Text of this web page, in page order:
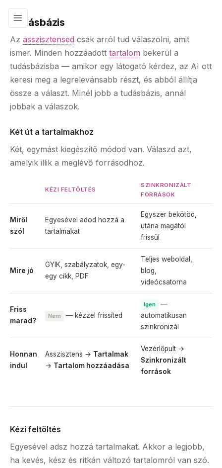
Tudásbázis
Az asszisztensed csak arról tud válaszolni, amit
ismer. Minden hozzáadott tartalom bekerül a
tudásbázisba — amikor egy látogató kérdez, az AI ott
keresi meg a legrelevánsabb részt, és abból állítja
össze a választ. Minél jobb a tudásbázis, annál
jobbak a válaszok.
Két út a tartalmakhoz
Két, egymást kiegészítő módod van. Válaszd azt,
amelyik illik a meglévő forrásodhoz.
KÉZI FELTÖLTÉS
SZINKRONIZÁLT
FORRÁSOK
Miről
szól
Egyesével adod hozzá a
tartalmakat
Egyszer bekötöd,
utána magától
frissül
Mire jó
GYIK, szabályzatok, egy-
egy cikk, PDF
Teljes weboldal,
blog,
videócsatorna
Friss
marad?
Nem — kézzel frissíted
Igen
—
automatikusan
szinkronizál
Honnan
indul
Asszisztens → Tartalmak
→ Tartalom hozzáadása
Vezérlőpult →
Szinkronizált
források
Kézi feltöltés
Egyesével adsz hozzá tartalmakat. Akkor a legjobb,
ha kevés, kész és ritkán változó tartalomról van szó.